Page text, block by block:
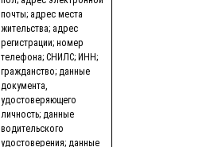
почты; адрес места
жительства; адрес
регистрации; номер
телефона; СНИЛС; ИНН;
гражданство; данные
документа,
удостоверяющего
личность; данные
водительского
удостоверения; данные